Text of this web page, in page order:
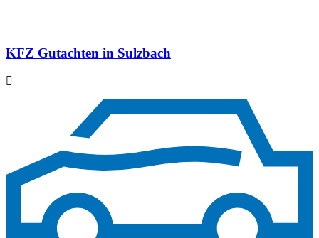
KFZ Gutachten in Sulzbach